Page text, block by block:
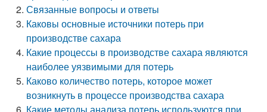
Связанные вопросы и ответы
Каковы основные источники потерь при
производстве сахара
Какие процессы в производстве сахара являются
наиболее уязвимыми для потерь
Каково количество потерь, которое может
возникнуть в процессе производства сахара